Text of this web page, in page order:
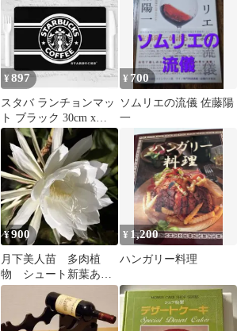
¥897
スタバ ランチョンマッ
ト ブラック 30cm x
45cm
¥ 700
ソムリエの流儀 佐藤陽
一
¥900
月下美人苗 多肉植
物 シュート新葉あり
根付き 抜き苗①可憐
芳香 大輪
¥ 1,200
ハンガリー料理